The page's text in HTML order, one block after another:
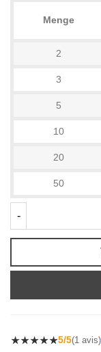
Menge
2
3
5
10
20
50
-
5/5(1 avis)